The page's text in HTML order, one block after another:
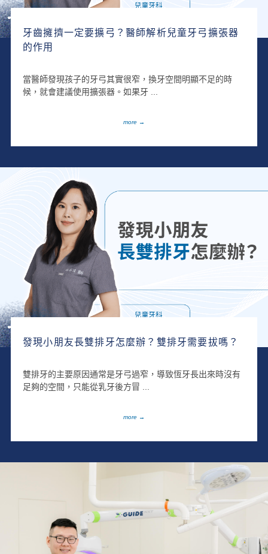
牙齒擁擠一定要擴弓？醫師解析兒童牙弓擴張器
的作用
當醫師發現孩子的牙弓其實很窄，換牙空間明顯不足的時
候，就會建議使用擴張器。如果牙 ...
more →
發現小朋友長雙排牙怎麼辦？雙排牙需要拔嗎？
雙排牙的主要原因通常是牙弓過窄，導致恆牙長出來時沒有
足夠的空間，只能從乳牙後方冒 ...
more →